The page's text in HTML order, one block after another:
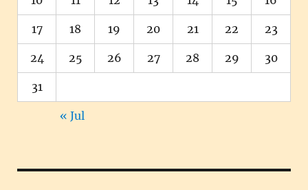
17 18 19 20 21 22 23
24 25 26 27 28 29 30
31
« Jul